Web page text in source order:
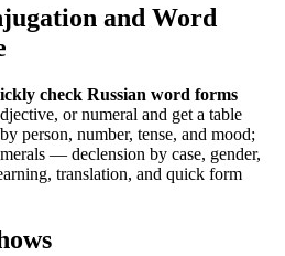
and Word
check Russian word forms
or numeral and get a table
person, number, tense, and mood;
— declension by case, gender,
translation, and quick form